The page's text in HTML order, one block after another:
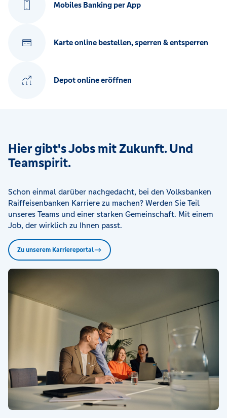
Mobiles Banking per App
Karte online bestellen, sperren & entsperren
Depot online eröffnen
Hier gibt's Jobs mit Zukunft. Und
Teamspirit.
Schon einmal darüber nachgedacht, bei den Volksbanken
Raiffeisenbanken Karriere zu machen? Werden Sie Teil
unseres Teams und einer starken Gemeinschaft. Mit einem
Job, der wirklich zu Ihnen passt.
Zu unserem Karriereportal